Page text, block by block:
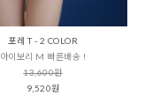
포레 T - 2 COLOR
아이보리 M 빠른배송 !
13,600원
9,520원